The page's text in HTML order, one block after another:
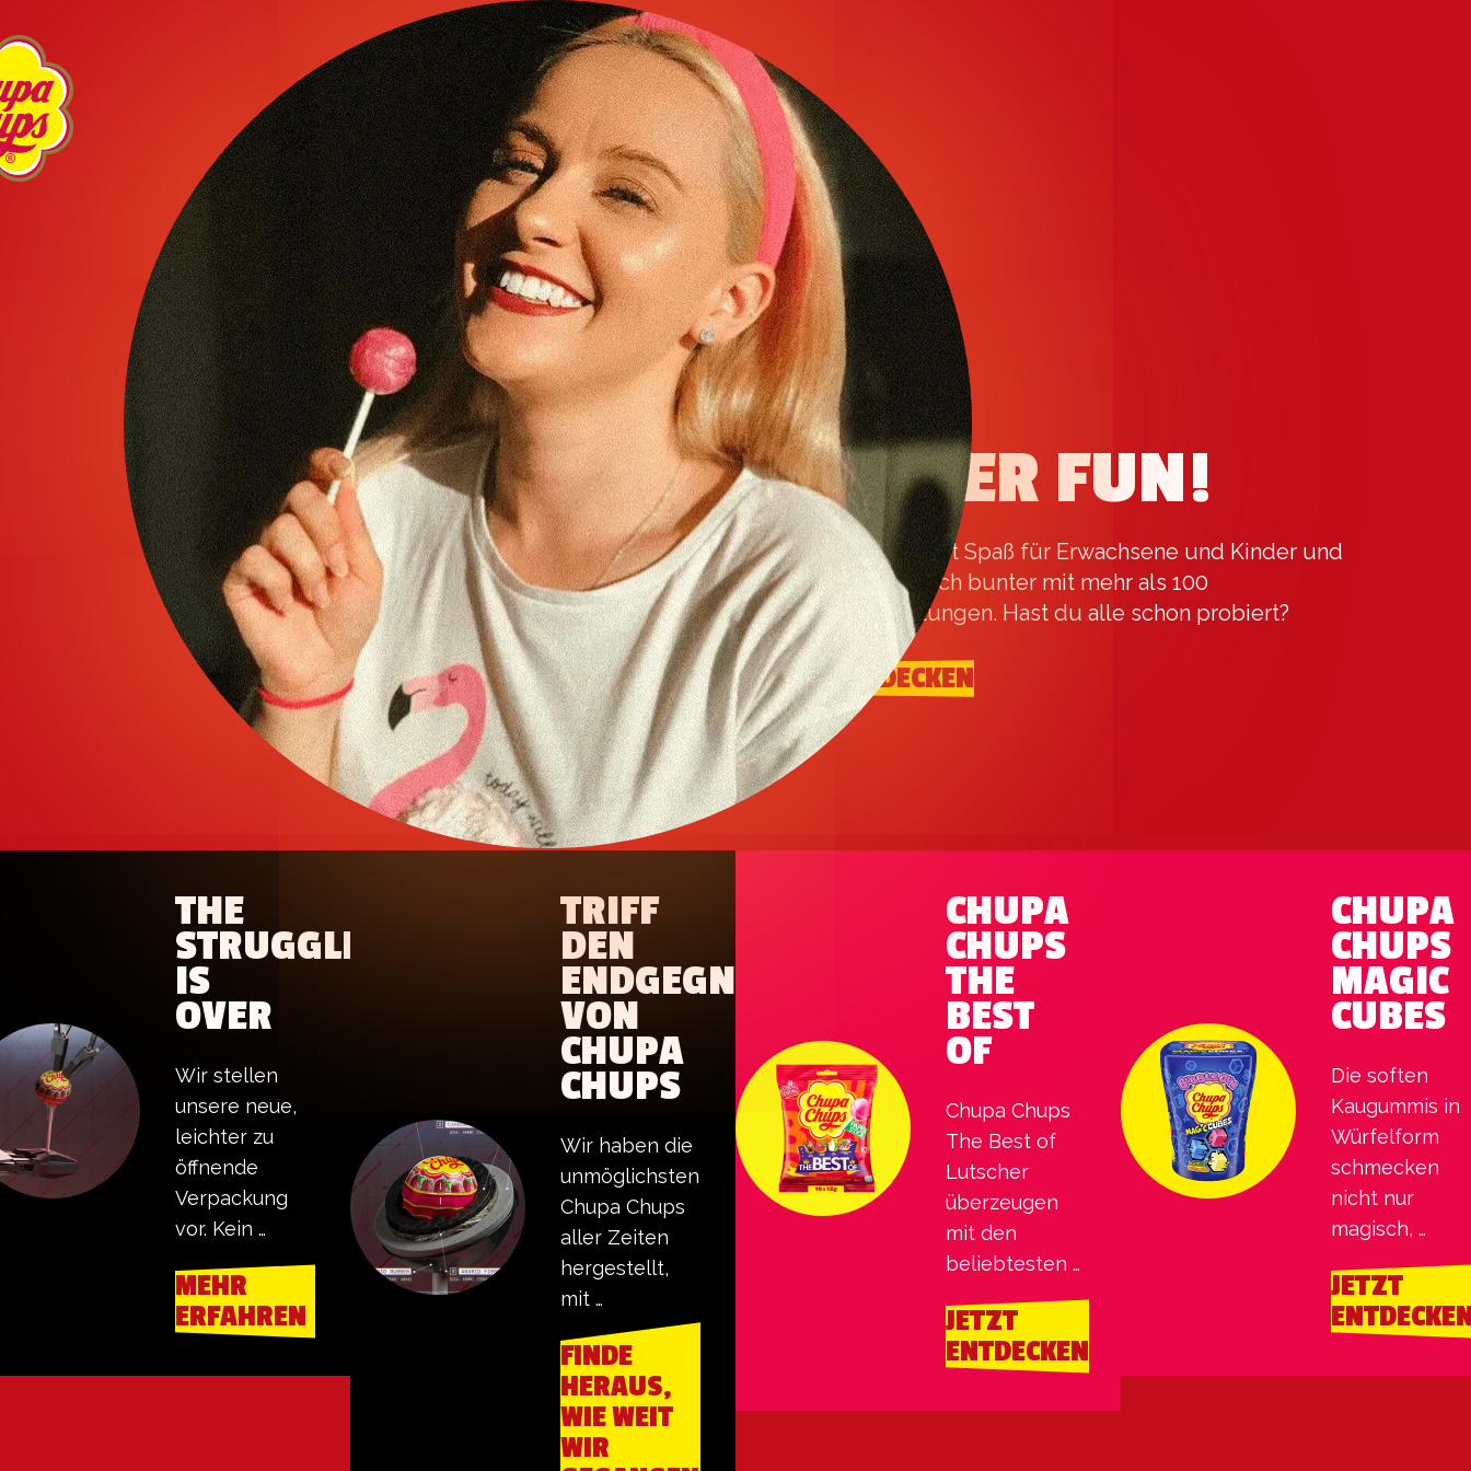
FOREVER FUN!
Chupa Chups bringt Spaß für Erwachsene und Kinder und
macht die Welt noch bunter mit mehr als 100
Geschmacksrichtungen. Hast du alle schon probiert?
JETZT ENTDECKEN
THE
STRUGGLE
IS
OVER
Wir stellen
unsere neue,
leichter zu
öffnende
Verpackung
vor. Kein
Keine Schere
mehr. Und
abgebrochenen
MEHR
ERFAHREN
TRIFF
DEN
ENDGEGNER
VON
CHUPA
CHUPS
Wir haben die
unmöglichsten
Chupa Chups
aller Zeiten
hergestellt,
mit
Materialien,
die sogar
kugelsicher
sind, und den
härtesten
FINDE
HERAUS,
WIE WEIT
WIR
CHUPA
CHUPS
THE
BEST
OF
Chupa Chups
The Best of
Lutscher
überzeugen
mit den
beliebtesten
Geschmackssorten
JETZT
ENTDECKEN
CHUPA
CHUPS
MAGIC
CUBES
Die soften
Kaugummis in
Würfelform
schmecken
nicht nur
magisch,
ändern je nach
Kombination
magisch-
JETZT